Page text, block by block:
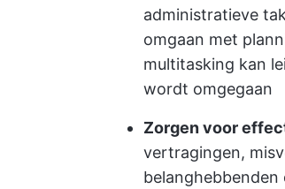
administratieve
omgaan met
multitasking kan
wordt omgegaan
Zorgen voor
vertragingen,